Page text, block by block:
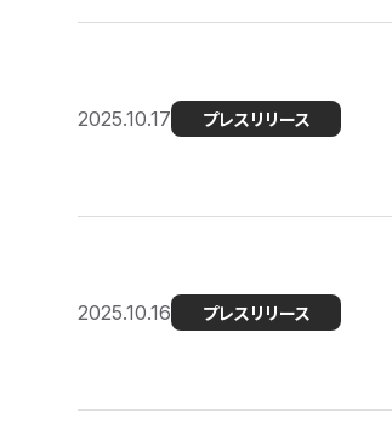
2025.10.17 プレスリリース
2025.10.16 プレスリリース